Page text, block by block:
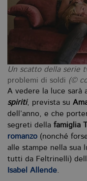
Un scatto della serie
problemi di soldi (©
A vedere la luce sarà
spiriti, prevista su
dell’anno, e che
segreti della famiglia
romanzo (nonché
alle stampe nella sua
tutti da Feltrinelli)
Isabel Allende.